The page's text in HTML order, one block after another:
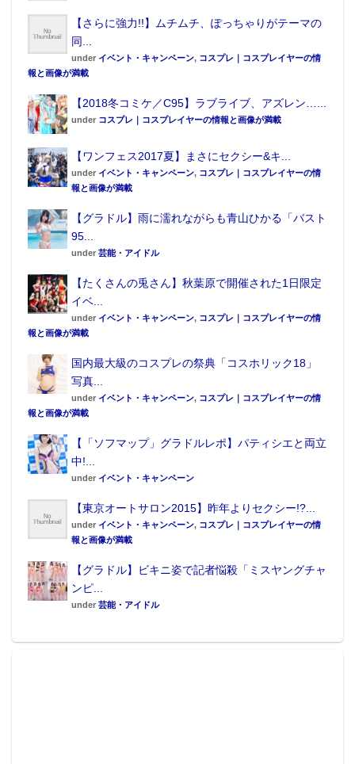
【さらに強力!!】ムチムチ、ぽっちゃりがテーマの
同...
under イベント・キャンペーン, コスプレ｜コスプレイヤーの情
報と画像が満載
【2018冬コミケ／C95】ラブライブ、アズレン…...
under コスプレ｜コスプレイヤーの情報と画像が満載
【ワンフェス2017夏】まさにセクシー&キ...
under イベント・キャンペーン, コスプレ｜コスプレイヤーの情
報と画像が満載
【グラドル】雨に濡れながらも青山ひかる「バスト
95...
under 芸能・アイドル
【たくさんの兎さん】秋葉原で開催された1日限定
イベ...
under イベント・キャンペーン, コスプレ｜コスプレイヤーの情
報と画像が満載
国内最大級のコスプレの祭典「コスホリック18」
写真...
under イベント・キャンペーン, コスプレ｜コスプレイヤーの情
報と画像が満載
【「ソフマップ」グラドルレポ】パティシエと両立
中!...
under イベント・キャンペーン
【東京オートサロン2015】昨年よりセクシー!?...
under イベント・キャンペーン, コスプレ｜コスプレイヤーの情
報と画像が満載
【グラドル】ビキニ姿で記者悩殺「ミスヤングチャ
ンピ...
under 芸能・アイドル